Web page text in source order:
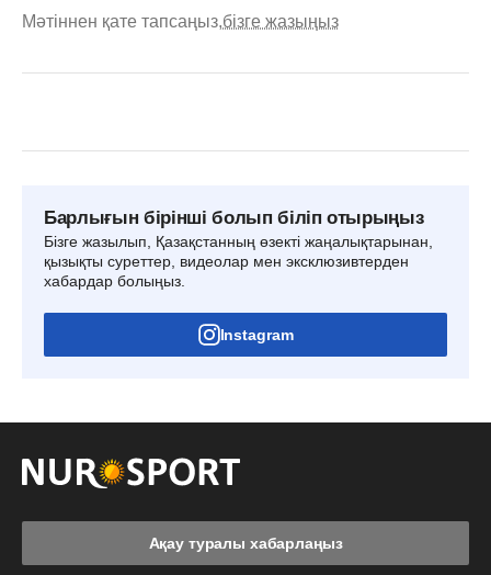
Мәтіннен қате тапсаңыз,бізге жазыңыз
Барлығын бірінші болып біліп отырыңыз
Бізге жазылып, Қазақстанның өзекті жаңалықтарынан,
қызықты суреттер, видеолар мен эксклюзивтерден
хабардар болыңыз.
Instagram
Ақау туралы хабарлаңыз